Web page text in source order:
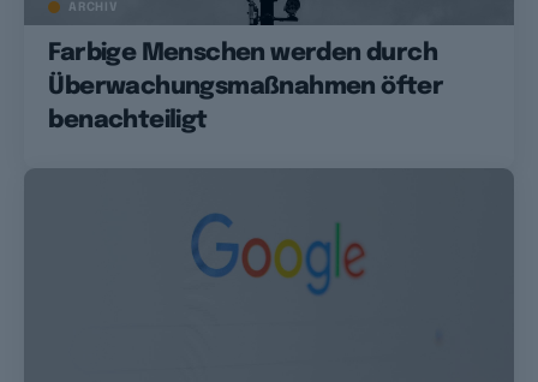
ARCHIV
Farbige Menschen werden durch
Überwachungsmaßnahmen öfter
benachteiligt